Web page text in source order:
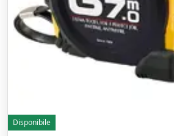
Disponibile